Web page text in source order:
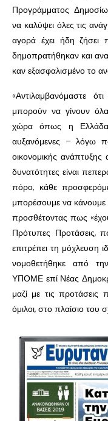
Προγράμματος
να καλύψει όλες τις
αγορά έχει ήδη ζήσει
δημοπρατήθηκαν και
καν εξασφαλισμένο το
«Αντιλαμβανόμαστε
μπορούν να γίνουν
χώρα όπως η
αυξανόμενες – λόγω
οικονομικής ανάπτυξης
δυνατότητες είναι
πόρο, κάθε
μπορέσουμε να
προσθέτοντας πως
Πρότυπες Προτάσεις,
επιτρέπει τη μόχλευση
νομοθετήθηκε από
ΥΠΟΜΕ επί Νέας
μαζί με τις προτάσεις
όμιλοι, στο πλαίσιο του